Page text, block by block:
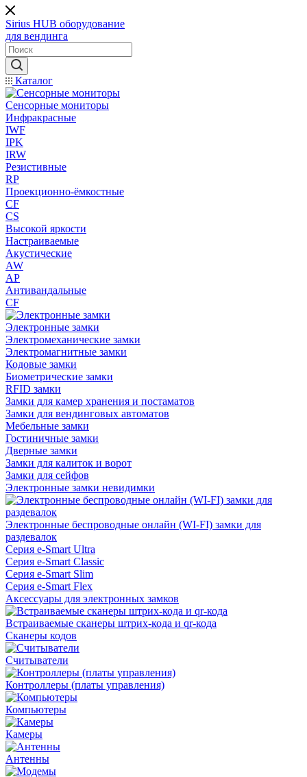
Sirius HUB оборудование
для вендинга
Каталог
Сенсорные мониторы
Инфракрасные
IWF
IPK
IRW
Резистивные
RP
Проекционно-ёмкостные
CF
CS
Высокой яркости
Настраиваемые
Акустические
AW
AP
Антивандальные
CF
Электронные замки
Электромеханические замки
Электромагнитные замки
Кодовые замки
Биометрические замки
RFID замки
Замки для камер хранения и постаматов
Замки для вендинговых автоматов
Мебельные замки
Гостиничные замки
Дверные замки
Замки для калиток и ворот
Замки для сейфов
Электронные замки невидимки
Электронные беспроводные онлайн (WI-FI) замки для
раздевалок
Серия e-Smart Ultra
Серия e-Smart Classic
Серия e-Smart Slim
Серия e-Smart Flex
Аксессуары для электронных замков
Встраиваемые сканеры штрих-кода и qr-кода
Сканеры кодов
Считыватели
Контроллеры (платы управления)
Компьютеры
Камеры
Антенны